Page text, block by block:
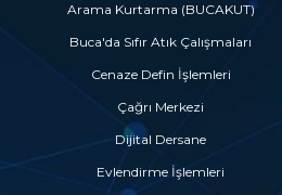
Arama Kurtarma (BUCAKUT)
Buca'da Sıfır Atık Çalışmaları
Cenaze Defin İşlemleri
Çağrı Merkezi
Dijital Dersane
Evlendirme İşlemleri